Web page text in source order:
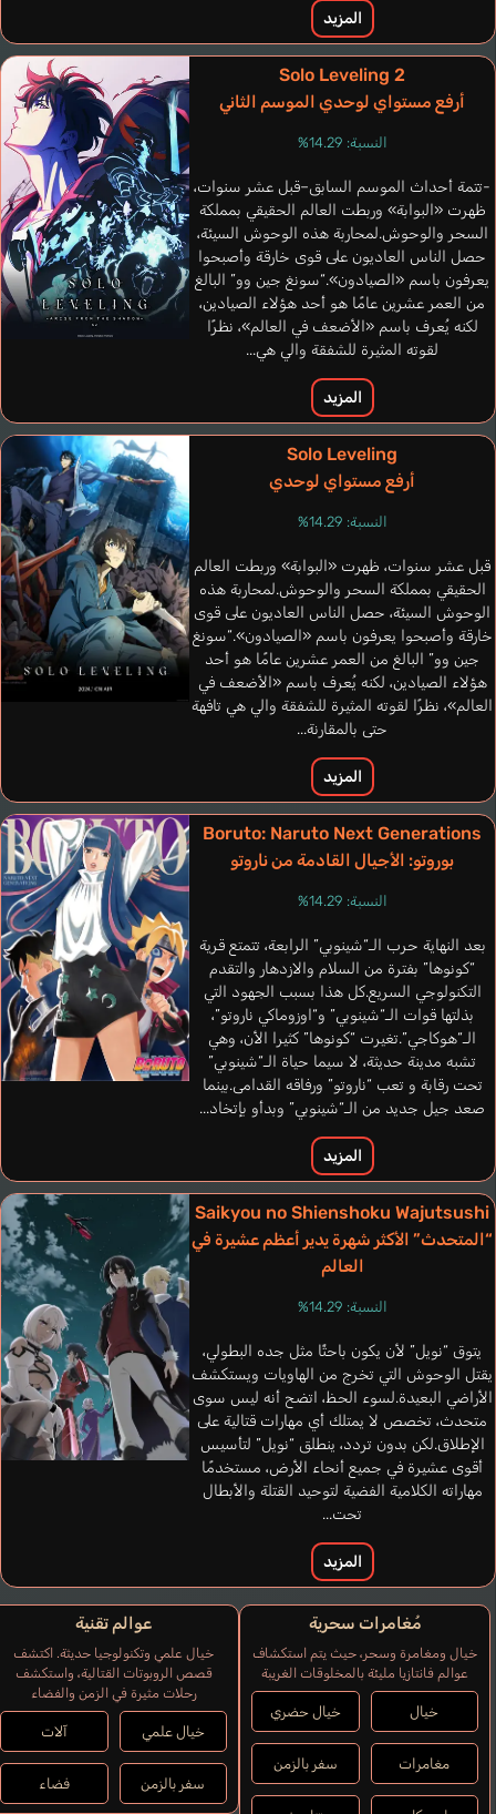
إنجليزي
Encounter Master
Kanemitsu Nobuaki
Thurston Matt
إنجليزي
المزيد
Solo Leveling 2
أرفع مستواي لوحدي الموسم الثاني
النسبة: 14.29%
-تتمة أحداث الموسم السابق–قبل عشر سنوات،
ظهرت «البوابة» وربطت العالم الحقيقي بمملكة
السحر والوحوش.لمحاربة هذه الوحوش السيئة،
حصل الناس العاديون على قوى خارقة وأصبحوا
يعرفون باسم «الصيادون».“سونغ جين وو” البالغ
من العمر عشرين عامًا هو أحد هؤلاء الصيادين،
لكنه يُعرف باسم «الأضعف في العالم»، نظرًا
لقوته المثيرة للشفقة والي هي...
المزيد
Solo Leveling
أرفع مستواي لوحدي
النسبة: 14.29%
قبل عشر سنوات، ظهرت «البوابة» وربطت العالم
الحقيقي بمملكة السحر والوحوش.لمحاربة هذه
الوحوش السيئة، حصل الناس العاديون على قوى
خارقة وأصبحوا يعرفون باسم «الصيادون».“سونغ
جين وو” البالغ من العمر عشرين عامًا هو أحد
هؤلاء الصيادين، لكنه يُعرف باسم «الأضعف في
العالم»، نظرًا لقوته المثيرة للشفقة والي هي تافهة
حتى بالمقارنة...
المزيد
Boruto: Naruto Next Generations
بوروتو: الأجيال القادمة من ناروتو
النسبة: 14.29%
بعد النهاية حرب الـ“شينوبي” الرابعة، تتمتع قرية
“كونوها” بفترة من السلام والازدهار والتقدم
التكنولوجي السريع.كل هذا بسبب الجهود التي
بذلتها قوات الـ“شينوبي” و“اوزوماكي ناروتو”،
الـ“هوكاجي”.تغيرت “كونوها” كثيرا الأن، وهي
تشبه مدينة حديثة، لا سيما حياة الـ“شينوبي”
تحت رقابة و تعب “ناروتو” ورفاقه القدامى.بينما
صعد جيل جديد من الـ“شينوبي” وبدأو بإتخاد...
المزيد
Saikyou no Shienshoku Wajutsushi
“المتحدث” الأكثر شهرة يدير أعظم عشيرة في
العالم
النسبة: 14.29%
يتوق “نويل” لأن يكون باحثًا مثل جده البطولي،
يقتل الوحوش التي تخرج من الهاويات ويستكشف
الأراضي البعيدة.لسوء الحظ، اتضح أنه ليس سوى
متحدث، تخصص لا يمتلك أي مهارات قتالية على
الإطلاق.لكن بدون تردد، ينطلق “نويل” لتأسيس
أقوى عشيرة في جميع أنحاء الأرض، مستخدمًا
مهاراته الكلامية الفضية لتوحيد القتلة والأبطال
تحت...
المزيد
مُغامرات سحرية
خيال ومغامرة وسحر، حيث يتم استكشاف
عوالم فانتازيا مليئة بالمخلوقات الغريبة
خيال خيال حضري
مغامرات سفر بالزمن
عوالم تقنية
خيال علمي وتكنولوجيا حديثة. اكتشف
قصص الروبوتات القتالية، واستكشف
رحلات مثيرة في الزمن والفضاء
خيال علمي آلات
سفر بالزمن فضاء